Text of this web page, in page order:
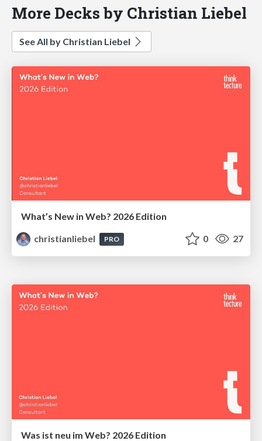
More Decks by Christian Liebel
See All by Christian Liebel
What’s New in Web? 2026 Edition
christianliebel
PRO 0 27
Was ist neu im Web? 2026 Edition